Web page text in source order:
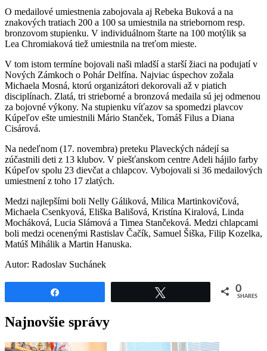
O medailové umiestnenia zabojovala aj Rebeka Buková a na
znakových tratiach 200 a 100 sa umiestnila na striebornom resp.
bronzovom stupienku. V individuálnom štarte na 100 motýlik sa
Lea Chromiaková tiež umiestnila na treťom mieste.
V tom istom termíne bojovali naši mladší a starší žiaci na podujatí v
Nových Zámkoch o Pohár Delfína. Najviac úspechov zožala
Michaela Mosná, ktorú organizátori dekorovali až v piatich
disciplínach. Zlatá, tri strieborné a bronzová medaila sú jej odmenou
za bojovné výkony. Na stupienku víťazov sa spomedzi plavcov
Kúpeľov ešte umiestnili Mário Stanček, Tomáš Filus a Diana
Cisárová.
Na nedeľnom (17. novembra) preteku Plaveckých nádejí sa
zúčastnili deti z 13 klubov. V piešťanskom centre Adeli hájilo farby
Kúpeľov spolu 23 dievčat a chlapcov. Vybojovali si 36 medailových
umiestnení z toho 17 zlatých.
Medzi najlepšími boli Nelly Gáliková, Milica Martinkovičová,
Michaela Csenkyová, Eliška Bališová, Kristína Kiralová, Linda
Mocháková, Lucia Slámová a Timea Stančeková. Medzi chlapcami
boli medzi ocenenými Rastislav Čačík, Samuel Šiška, Filip Kozelka,
Matúš Mihálik a Martin Hanuska.
Autor: Radoslav Suchánek
0
SHARES
Najnovšie správy